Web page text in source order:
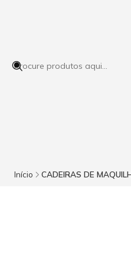
Início CADEIRAS DE